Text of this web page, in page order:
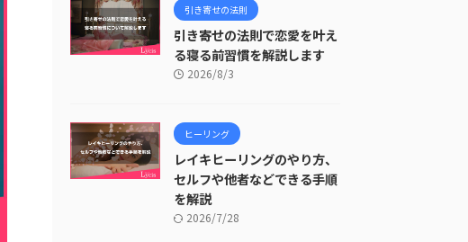
引き寄せの法則
引き寄せの法則で恋愛を叶え
る寝る前習慣を解説します
2026/8/3
ヒーリング
レイキヒーリングのやり方、
セルフや他者などできる手順
を解説
2026/7/28